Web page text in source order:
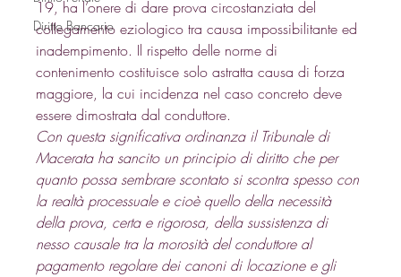
Diritto Bancario
19, ha l’onere di dare prova circostanziata del
collegamento eziologico tra causa impossibilitante ed
inadempimento. Il rispetto delle norme di
contenimento costituisce solo astratta causa di forza
maggiore, la cui incidenza nel caso concreto deve
essere dimostrata dal conduttore.
Con questa significativa ordinanza il Tribunale di
Macerata ha sancito un principio di diritto che per
quanto possa sembrare scontato si scontra spesso con
la realtà processuale e cioè quello della necessità
della prova, certa e rigorosa, della sussistenza di
nesso causale tra la morosità del conduttore al
pagamento regolare dei canoni di locazione e gli